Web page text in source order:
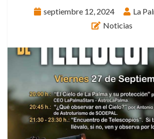
septiembre 12, 2024
La
Noticias